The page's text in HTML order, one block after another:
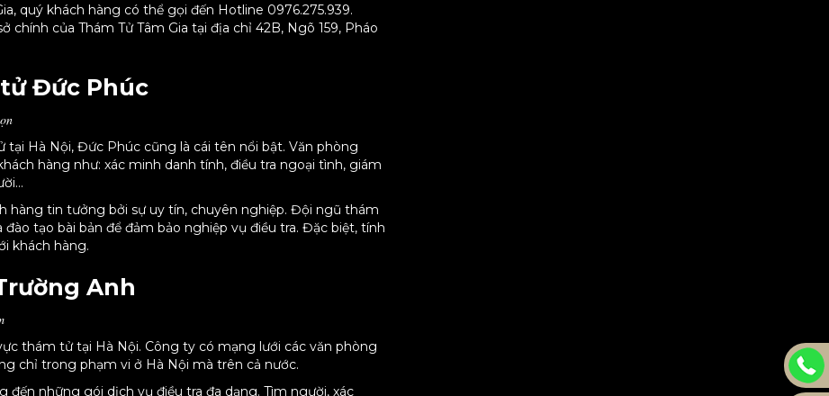
quý khách hàng có thể gọi đến Hotline 0976.275.939.
của Thám Tử Tâm Gia tại địa chỉ 42B, Ngõ 159, Pháo
Đức Phúc
Hà Nội, Đức Phúc cũng là cái tên nổi bật. Văn phòng
hàng như: xác minh danh tính, điều tra ngoại tình, giám
hàng tin tưởng bởi sự uy tín, chuyên nghiệp. Đội ngũ thám
tạo bài bản để đảm bảo nghiệp vụ điều tra. Đặc biệt, tính
khách hàng.
Anh
thám tử tại Hà Nội. Công ty có mạng lưới các văn phòng
chỉ trong phạm vi ở Hà Nội mà trên cả nước.
đến những gói dịch vụ điều tra đa dạng. Tìm người, xác